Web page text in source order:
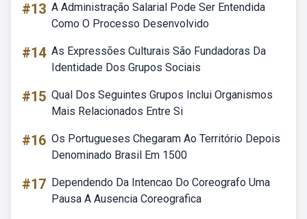
#13 A Administração Salarial Pode Ser Entendida
Como O Processo Desenvolvido
#14 As Expressões Culturais São Fundadoras Da
Identidade Dos Grupos Sociais
#15 Qual Dos Seguintes Grupos Inclui Organismos
Mais Relacionados Entre Si
#16 Os Portugueses Chegaram Ao Território Depois
Denominado Brasil Em 1500
#17 Dependendo Da Intencao Do Coreografo Uma
Pausa A Ausencia Coreografica